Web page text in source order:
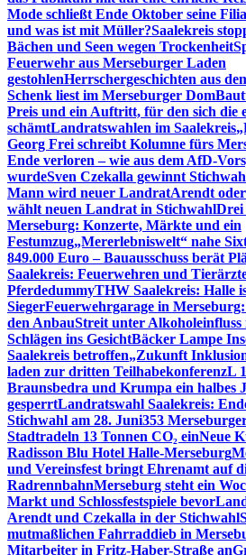
Mode schließt Ende Oktober seine
und was ist mit Müller?Saalekreis
Bächen und Seen wegen Trockenheit
Feuerwehr aus Merseburger Laden
gestohlenHerrschergeschichten aus
Schenk liest im Merseburger Dom
Preis und ein Auftritt, für den sich die
schämtLandratswahlen im Saalekreis
Georg Frei schreibt Kolumne fürs
Ende verloren – wie aus dem AfD-
wurdeSven Czekalla gewinnt
Mann wird neuer LandratArendt
wählt neuen Landrat in StichwahlDrei
Merseburg: Konzerte, Märkte und ein
Festumzug„Mererlebniswelt“ nahe
849.000 Euro – Bauausschuss berät
Saalekreis: Feuerwehren und
PferdedummyTHW Saalekreis: Halle
SiegerFeuerwehrgarage in
den AnbauStreit unter
Schlägen ins GesichtBäcker Lampe
Saalekreis betroffen„Zukunft
laden zur dritten TeilhabekonferenzL
Braunsbedra und Krumpa ein halbes
gesperrtLandratswahl Saalekreis:
Stichwahl am 28. Juni353
Stadtradeln 13 Tonnen CO₂ einNeue
Radisson Blu Hotel Halle-Merseburg
und Vereinsfest bringt Ehrenamt auf
RadrennbahnMerseburg steht ein
Markt und Schlossfestspiele bevor
Arendt und Czekalla in der Stichwahl
mutmaßlichen Fahrraddieb in
Mitarbeiter in Fritz-Haber-Straße an